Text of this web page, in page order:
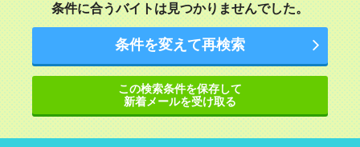
条件に合うバイトは見つかりませんでした。
条件を変えて再検索
この検索条件を保存して
新着メールを受け取る